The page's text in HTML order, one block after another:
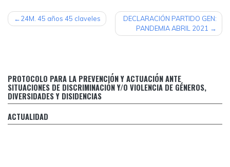
NAVEGACIÓN
24M. 45 años 45 claveles
DECLARACIÓN PARTIDO GEN:
PANDEMIA ABRIL 2021
PROTOCOLO PARA LA PREVENCIÓN Y ACTUACIÓN ANTE
SITUACIONES DE DISCRIMINACIÓN Y/O VIOLENCIA DE GÉNEROS,
DIVERSIDADES Y DISIDENCIAS
Protocolo para la prevención y actuación ante situaciones
de discriminación y/o violencia de géneros, diversidades y
disidencias
ACTUALIDAD
Respuesta de Margarita Stolbizer al falso relato de CFK